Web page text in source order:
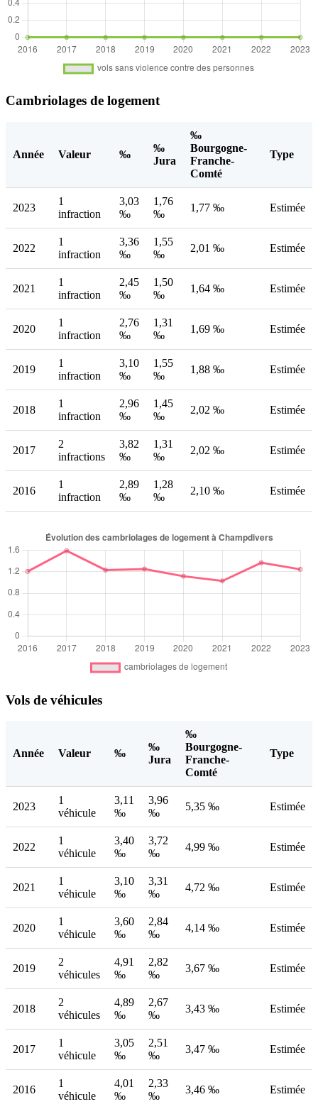
Cambriolages de logement
Année Valeur ‰
‰
Jura
‰
Bourgogne-
Franche-
Comté
Type
2023
1
infraction
3,03
‰
1,76
‰
1,77 ‰ Estimée
2022
1
infraction
3,36
‰
1,55
‰
2,01 ‰ Estimée
2021
1
infraction
2,45
‰
1,50
‰
1,64 ‰ Estimée
2020
1
infraction
2,76
‰
1,31
‰
1,69 ‰ Estimée
2019
1
infraction
3,10
‰
1,55
‰
1,88 ‰ Estimée
2018
1
infraction
2,96
‰
1,45
‰
2,02 ‰ Estimée
2017
2
infractions
3,82
‰
1,31
‰
2,02 ‰ Estimée
2016
1
infraction
2,89
‰
1,28
‰
2,10 ‰ Estimée
Vols de véhicules
Année Valeur ‰
‰
Jura
‰
Bourgogne-
Franche-
Comté
Type
2023
1
véhicule
3,11
‰
3,96
‰
5,35 ‰ Estimée
2022
1
véhicule
3,40
‰
3,72
‰
4,99 ‰ Estimée
2021
1
véhicule
3,10
‰
3,31
‰
4,72 ‰ Estimée
2020
1
véhicule
3,60
‰
2,84
‰
4,14 ‰ Estimée
2019
2
véhicules
4,91
‰
2,82
‰
3,67 ‰ Estimée
2018
2
véhicules
4,89
‰
2,67
‰
3,43 ‰ Estimée
2017
1
véhicule
3,05
‰
2,51
‰
3,47 ‰ Estimée
2016
1
véhicule
4,01
‰
2,33
‰
3,46 ‰ Estimée